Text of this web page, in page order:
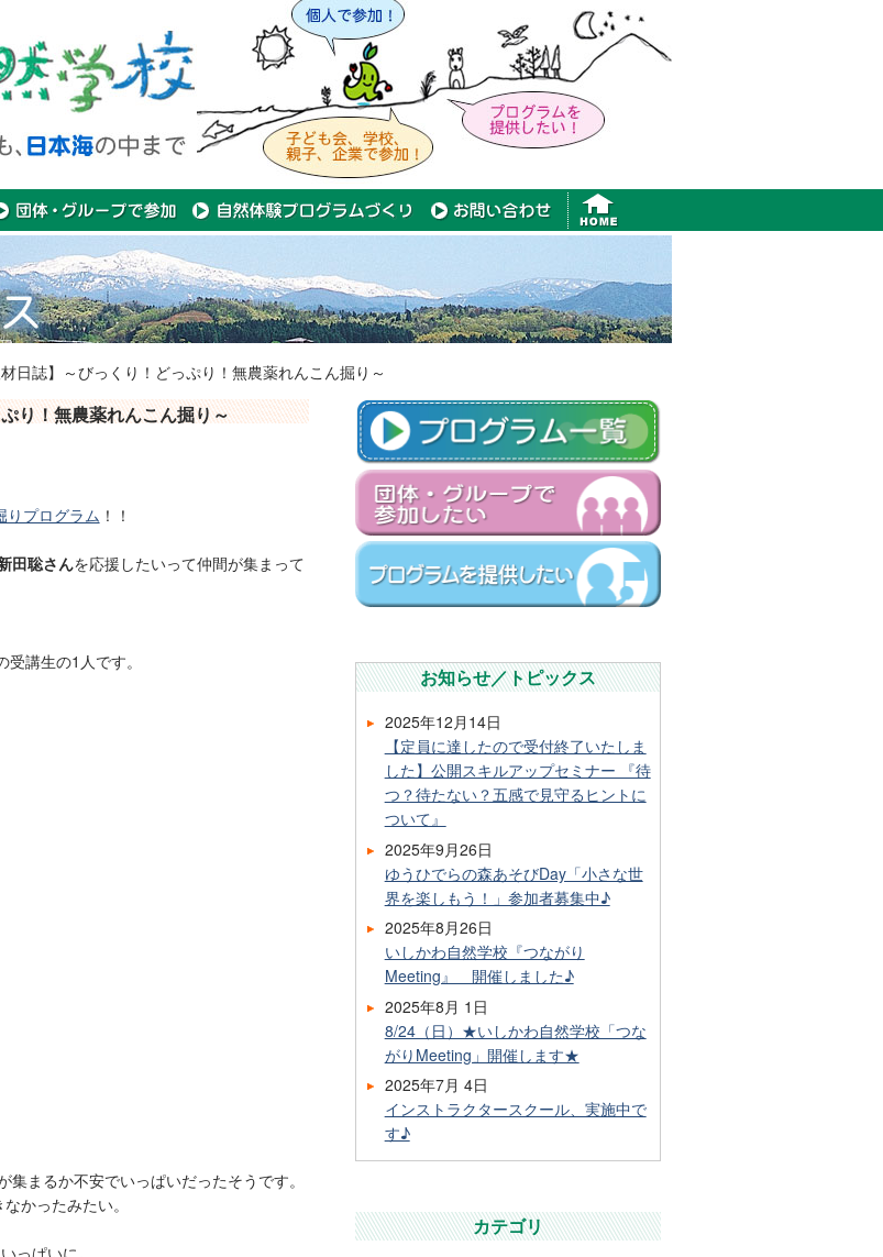
材日誌】～びっくり！どっぷり！無農薬れんこん掘り～
り！無農薬れんこん掘り～
りプログラム ！！
田聡さんを応援したいって仲間が集まって
講生の1人です。
集まるか不安でいっぱいだったそうです。
かったみたい。
お知らせ／トピックス
2025年12月14日
【定員に達したので受付終了いたしま
した】公開スキルアップセミナー 『待
つ？待たない？五感で見守るヒントに
ついて』
2025年9月26日
ゆうひでらの森あそびDay「小さな世
界を楽しもう！」参加者募集中♪
2025年8月26日
いしかわ自然学校『つながり
Meeting』 開催しました♪
2025年8月 1日
8/24（日）★いしかわ自然学校「つな
がりMeeting」開催します★
2025年7月 4日
インストラクタースクール、実施中で
す♪
カテゴリ